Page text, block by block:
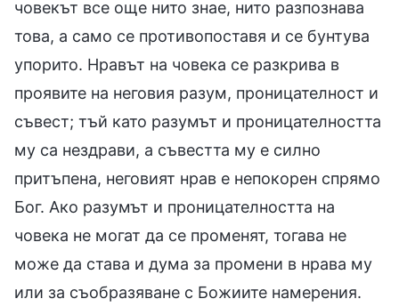
човекът все още нито знае, нито разпознава
това, а само се противопоставя и се бунтува
упорито. Нравът на човека се разкрива в
проявите на неговия разум, проницателност и
съвест; тъй като разумът и проницателността
му са нездрави, а съвестта му е силно
притъпена, неговият нрав е непокорен спрямо
Бог. Ако разумът и проницателността на
човека не могат да се променят, тогава не
може да става и дума за промени в нрава му
или за съобразяване с Божиите намерения.